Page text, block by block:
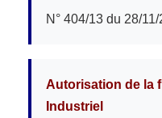
N° 404/13 du 28/
Autorisation de la
Industriel